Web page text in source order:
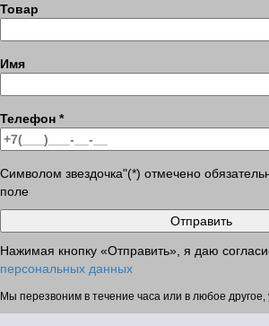
Товар
Имя
Телефон *
Символом звездочка"(*) отмечено
поле
Нажимая кнопку «Отправить», я даю
персональных данных
Мы перезвоним в течение часа или в любое другое,